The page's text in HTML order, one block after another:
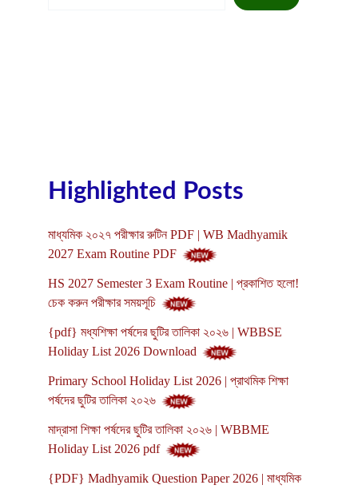
Highlighted Posts
মাধ্যমিক ২০২৭ পরীক্ষার রুটিন PDF | WB Madhyamik
2027 Exam Routine PDF
HS 2027 Semester 3 Exam Routine | প্রকাশিত হলো!
চেক করুন পরীক্ষার সময়সূচি
{pdf} মধ্যশিক্ষা পর্ষদের ছুটির তালিকা ২০২৬ | WBBSE
Holiday List 2026 Download
Primary School Holiday List 2026 | প্রাথমিক শিক্ষা
পর্ষদের ছুটির তালিকা ২০২৬
মাদ্রাসা শিক্ষা পর্ষদের ছুটির তালিকা ২০২৬ | WBBME
Holiday List 2026 pdf
{PDF} Madhyamik Question Paper 2026 | মাধ্যমিক